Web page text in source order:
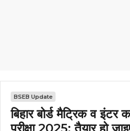
BSEB Update
बिहार बोर्ड मैट्रिक व इंटर